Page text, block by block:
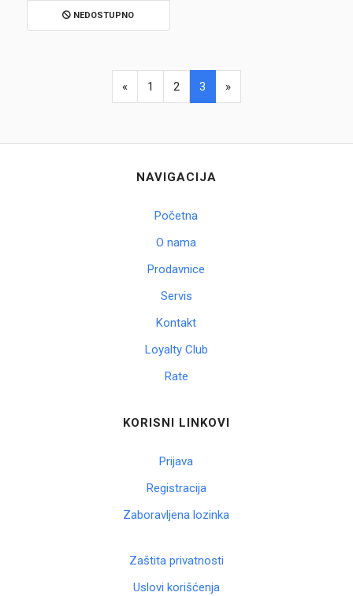
NEDOSTUPNO
« 1 2 3 »
NAVIGACIJA
Početna
O nama
Prodavnice
Servis
Kontakt
Loyalty Club
Rate
KORISNI LINKOVI
Prijava
Registracija
Zaboravljena lozinka
Zaštita privatnosti
Uslovi korišćenja